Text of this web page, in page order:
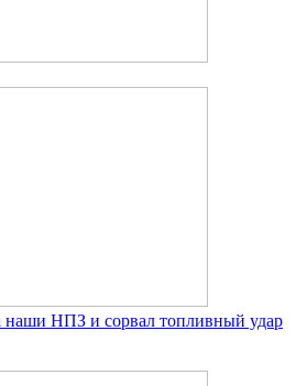
наши НПЗ и сорвал топливный удар